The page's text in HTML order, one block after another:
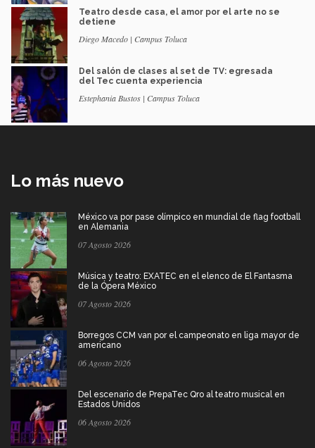
Teatro desde casa, el amor por el arte no se
detiene
Diego Macedo | Campus Toluca
Del salón de clases al set de TV: egresada
del Tec cuenta experiencia
Estephania Bustos | Campus Toluca
Lo más nuevo
México va por pase olímpico en mundial de flag football
en Alemania
07 Agosto 2026
Música y teatro: EXATEC en el elenco de El Fantasma
de la Ópera México
07 Agosto 2026
Borregos CCM van por el campeonato en liga mayor de
americano
06 Agosto 2026
Del escenario de PrepaTec Qro al teatro musical en
Estados Unidos
06 Agosto 2026